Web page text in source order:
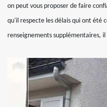
on peut vous proposer de faire
qu'il respecte les délais qui ont été
renseignements supplémentaires,